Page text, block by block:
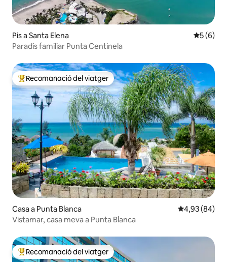
Pis a Santa Elena 5 de
5 (6)
Paradís familiar Punta Centinela
Principals recomanacions dels viatgers
Recomanació del viatger
Casa a Punta Blanca 4,93 de
4,93 (84)
Vistamar, casa meva a Punta Blanca
Principals recomanacions dels viatgers
Recomanació del viatger